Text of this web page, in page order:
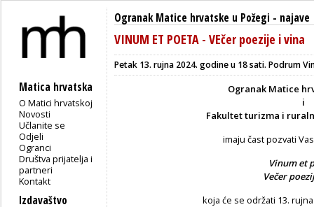
Matica hrvatska
O Matici hrvatskoj
Novosti
Učlanite se
Odjeli
Ogranci
Društva prijatelja i
partneri
Kontakt
Izdavaštvo
Ogranak Matice hrvatske u Požegi - najave
VINUM ET POETA - VEčer poezije i vina
Petak 13. rujna 2024. godine u 18 sati. Podrum
Ogranak Matice
i
Fakultet turizma i
imaju čast pozvati
Vinum et
Večer
koja će se održati 13.